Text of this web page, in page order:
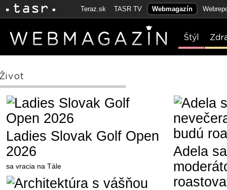
Teraz.sk TASR TV Webmagazín
Štýl
Ladies Slovak Golf Open
2026
sa vracia na Tále
Adela